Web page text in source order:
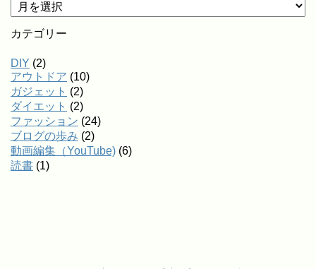
カテゴリー
DIY (2)
アウトドア (10)
ガジェット (2)
ダイエット (2)
ファッション (24)
ブログの歩み (2)
動画編集（YouTube) (6)
読書 (1)